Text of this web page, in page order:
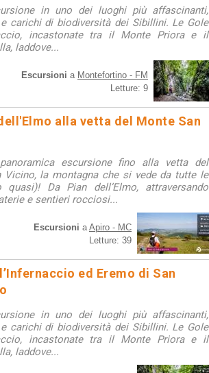
in uno dei luoghi più affascinanti,
carichi di biodiversità dei Sibillini. Le Gole
incastonate tra il Monte Priora e il
laddove...
Escursioni a Montefortino - FM
Letture: 9
alla vetta del Monte San
escursione fino alla vetta del
Vicino, la montagna che si vede da tutte le
quasi)! Da Pian dell’Elmo, attraversando
e sentieri rocciosi...
Escursioni aApiro - MC
Letture: 39
ed Eremo di San
in uno dei luoghi più affascinanti,
carichi di biodiversità dei Sibillini. Le Gole
incastonate tra il Monte Priora e il
laddove...